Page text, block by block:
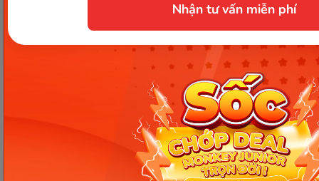
Nhận tư vấn miễn phí
Thông tin trong bài viết được tổng hợp nhằm
mục đích tham khảo và có thể thay đổi mà
không cần báo trước. Quý khách vui lòng
kiểm tra lại qua các kênh chính thức hoặc liên
hệ trực tiếp với đơn vị liên quan để nắm bắt